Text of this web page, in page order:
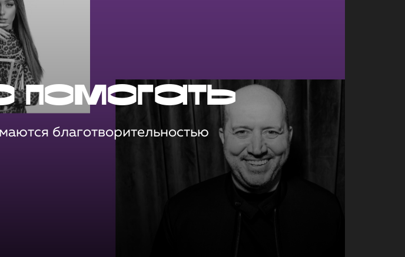
помогать
благотворительностью